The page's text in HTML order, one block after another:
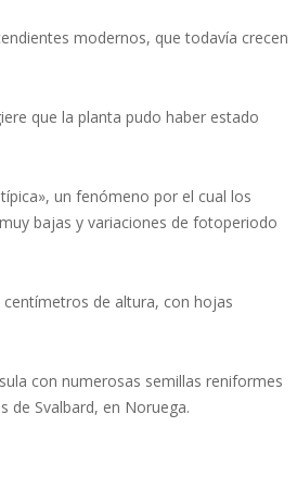
modernos, que todavía crecen
que la planta pudo haber estado
un fenómeno por el cual los
bajas y variaciones de fotoperiodo
centímetros de altura, con hojas
con numerosas semillas reniformes
de Svalbard, en Noruega.